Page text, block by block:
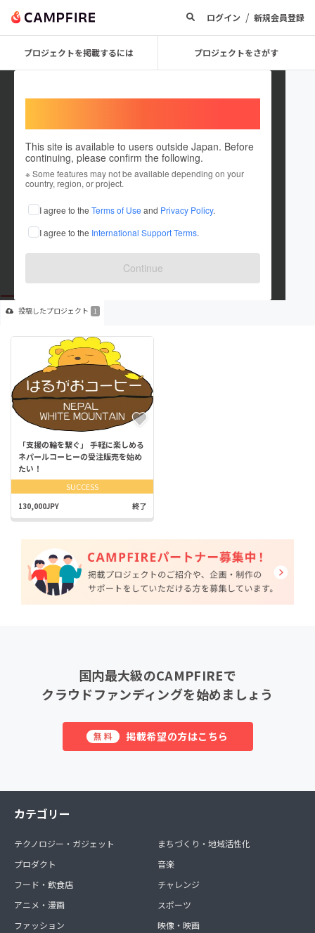
ログイン / 新規会員登録
プロジェクトを掲載するには プロジェクトをさがす
This site is available to users outside Japan. Before
continuing, please confirm the following.
※ Some features may not be available depending on your
country, region, or project.
I agree to the Terms of Use and Privacy Policy.
I agree to the International Support Terms.
Continue
macchangogo
これまでに77回支援して1件のプロジェクトを投稿しています
在住国：日本 現在地：未設定
出身国：日本 出身地：未設定
投稿したプロジェクト 1
「支援の輪を繋ぐ」 手軽に楽しめる
ネパールコーヒーの受注販売を始め
たい！
SUCCESS
130,000JPY 終了
国内最大級のCAMPFIREで
クラウドファンディングを始めましょう
無料 掲載希望の方はこちら
カテゴリー
テクノロジー・ガジェット
プロダクト
フード・飲食店
アニメ・漫画
ファッション
まちづくり・地域活性化
音楽
チャレンジ
スポーツ
映像・映画